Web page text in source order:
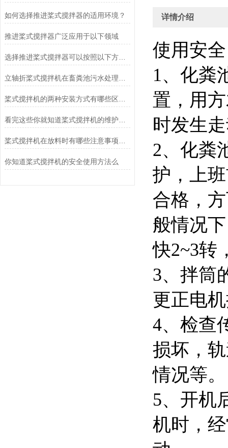
如何选择推进桨式搅拌器的适用环境？
推进桨式搅拌器广泛应用于以下领域
选择推进桨式搅拌器可以按照以下方面考虑
你知道桨式搅拌机的安全使用方法么
详情介绍
使用安
1、化粪
置，用
时发生
2、化粪
护，上
合格，
般情况
快2~3转
3、拌筒
更正电
4、检查
损坏，
情况等。
5、开机
机时，